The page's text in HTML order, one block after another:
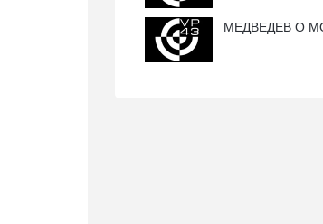
МЕДВЕДЕВ О